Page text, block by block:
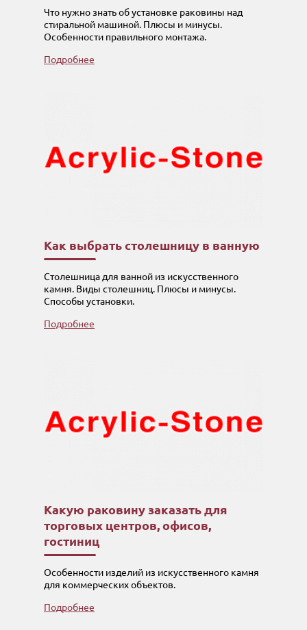
Что нужно знать об установке раковины над
стиральной машиной. Плюсы и минусы.
Особенности правильного монтажа.
Подробнее
Как выбрать столешницу в ванную
Столешница для ванной из искусственного
камня. Виды столешниц. Плюсы и минусы.
Способы установки.
Подробнее
Какую раковину заказать для
торговых центров, офисов,
гостиниц
Особенности изделий из искусственного камня
для коммерческих объектов.
Подробнее